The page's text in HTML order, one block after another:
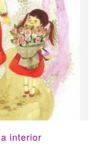
interior